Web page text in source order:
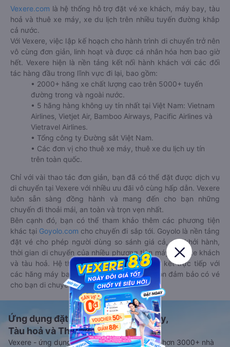
Vexere.com là hệ thống hỗ trợ đặt vé xe khách, máy bay, tàu
hoả và thuê xe máy, xe du lịch trên nhiều tuyến đường khắp
cả nước.
Với Vexere, việc lập kế hoạch cho hành trình di chuyển trở nên
vô cùng đơn giản, linh hoạt và được cá nhân hóa hơn bao giờ
hết. Vexere hiện là nền tảng kết nối hành khách với các đối
tác hàng đầu trong lĩnh vực đi lại, bao gồm:
• 2000+ hãng xe chất lượng cao trên 5000+ tuyến
đường trong và ngoài nước.
• 5 hãng hàng không uy tín nhất tại Việt Nam: Vietnam
Airlines, Vietjet Air, Bamboo Airways, Pacific Airlines và
Vietravel Airlines.
• Tổng công ty Đường sắt Việt Nam.
• Các đơn vị cho thuê xe máy, thuê xe du lịch uy tín
trên toàn quốc.
Chỉ với vài thao tác đơn giản, bạn đã có thể đặt được dịch vụ
di chuyển tại Vexere với nhiều ưu đãi vô cùng hấp dẫn. Vexere
luôn sẵn sàng đồng hành và mang đến cho bạn những
chuyến đi thoải mái, an toàn và trọn vẹn nhất.
Bên cạnh đó, bạn có thể tham khảo thêm các phương tiện
khác tại Goyolo.com cho chuyến đi sắp tới. Goyolo là nền tảng
đặt vé cho phép người dùng so sánh giá cả, giờ khởi hành,
thời gian di chuyển của nhiều phương tiện máy bay, xe khách
và tàu hoả. Hệ thống của Goyolo được liên kết trực tiếp với
các hãng máy bay, xe khách và tàu hoả, luôn đảm bảo có vé
cho bạn di chuyển.
Ứng dụng đặt vé Xe khách, Máy bay,
Tàu hoả và Thuê xe
Vexere - ứng dụng đặt vé đa phương tiện với hơn 3000+ nhà